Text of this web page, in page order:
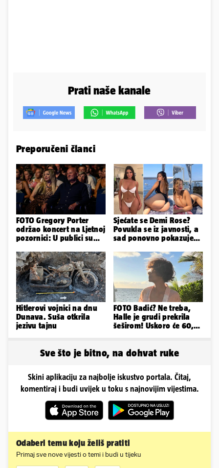
Prati naše kanale
Preporučeni članci
FOTO Gregory Porter
održao koncert na Ljetnoj
pozornici: U publici su
Sjećate se Demi Rose?
Povukla se iz javnosti, a
sad ponovno pokazuje
Hitlerovi vojnici na dnu
Dunava. Suša otkrila
jezivu tajnu
FOTO Badić? Ne treba,
Halle je grudi prekrila
šeširom! Uskoro će 60,
Sve što je bitno, na dohvat ruke
Skini aplikaciju za najbolje iskustvo portala. Čitaj,
komentiraj i budi uvijek u toku s najnovijim vijestima.
Odaberi temu koju želiš pratiti
Primaj sve nove vijesti o temi i budi u tijeku